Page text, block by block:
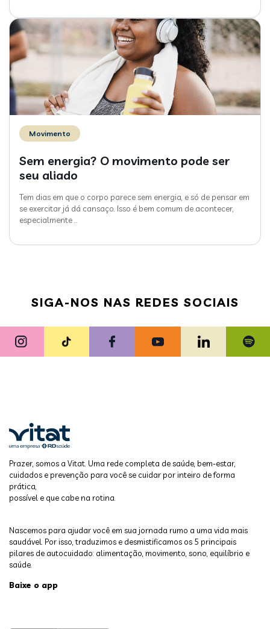
Movimento
Sem energia? O movimento pode ser
seu aliado
Tem dias em que o corpo parece sem energia, e só de pensar em
se exercitar já dá cansaço. Isso é bem comum de acontecer,
especialmente…
SIGA-NOS NAS REDES SOCIAIS
Prazer, somos a Vitat. Uma rede completa de saúde, bem-estar,
cuidados e prevenção para você se cuidar por inteiro de forma
prática,
possível e que cabe na rotina.
Nascemos para ajudar você em sua jornada rumo a uma vida mais
saudável. Por isso, traduzimos e desmistificamos os 5 principais
pilares de autocuidado: alimentação, movimento, sono, equilíbrio e
saúde.
Baixe o app